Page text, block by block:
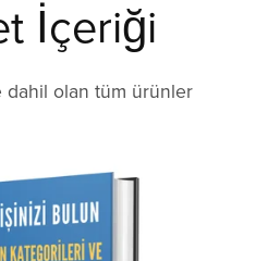
İçeriği
dahil olan tüm ürünler